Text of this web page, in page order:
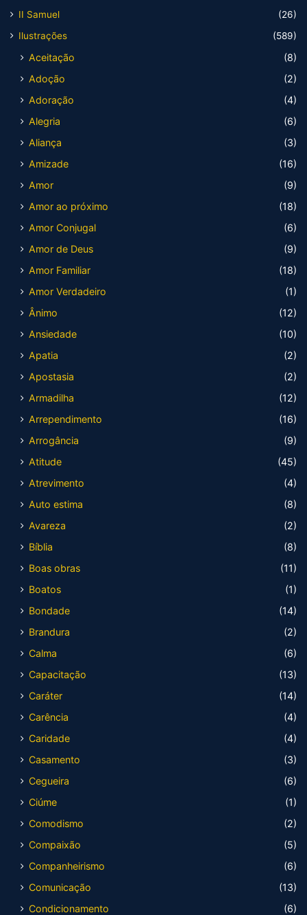
II Samuel
(26)
Ilustrações
(589)
Aceitação
(8)
Adoção
(2)
Adoração
(4)
Alegria
(6)
Aliança
(3)
Amizade
(16)
Amor
(9)
Amor ao próximo
(18)
Amor Conjugal
(6)
Amor de Deus
(9)
Amor Familiar
(18)
Amor Verdadeiro
(1)
Ânimo
(12)
Ansiedade
(10)
Apatia
(2)
Apostasia
(2)
Armadilha
(12)
Arrependimento
(16)
Arrogância
(9)
Atitude
(45)
Atrevimento
(4)
Auto estima
(8)
Avareza
(2)
Bíblia
(8)
Boas obras
(11)
Boatos
(1)
Bondade
(14)
Brandura
(2)
Calma
(6)
Capacitação
(13)
Caráter
(14)
Carência
(4)
Caridade
(4)
Casamento
(3)
Cegueira
(6)
Ciúme
(1)
Comodismo
(2)
Compaixão
(5)
Companheirismo
(6)
Comunicação
(13)
Condicionamento
(6)